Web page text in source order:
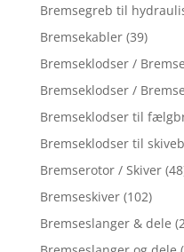
Bremsegreb til
Bremsekabler (39)
Bremseklodser /
Bremseklodser /
Bremseklodser til
Bremseklodser til
Bremserotor / Skiver
Bremseskiver (102)
Bremseslanger & dele